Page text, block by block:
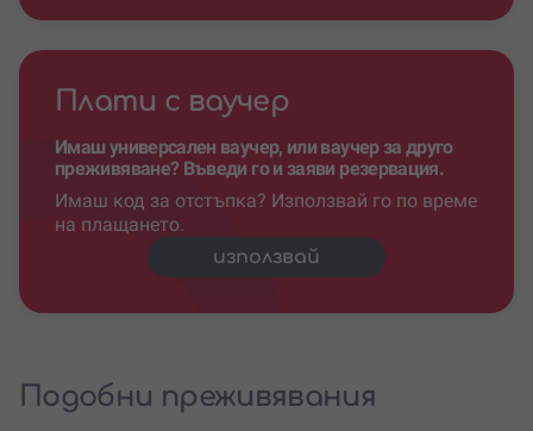
Плати с ваучер
Имаш универсален ваучер, или ваучер за друго
преживяване? Въведи го и заяви резервация.
Имаш код за отстъпка? Използвай го по време
на плащането.
използвай
Подобни преживявания